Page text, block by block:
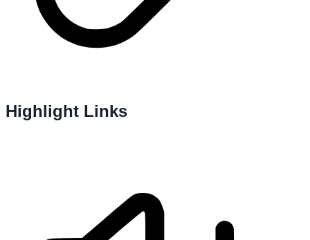
Highlight Links